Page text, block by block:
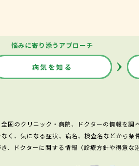
悩みに寄り添うアプローチ
病気を知る
国のクリニック・病院、ドクターの情報を調
、気になる症状、病名、検査名などから条
、ドクターに関する情報（診療方針や得意な